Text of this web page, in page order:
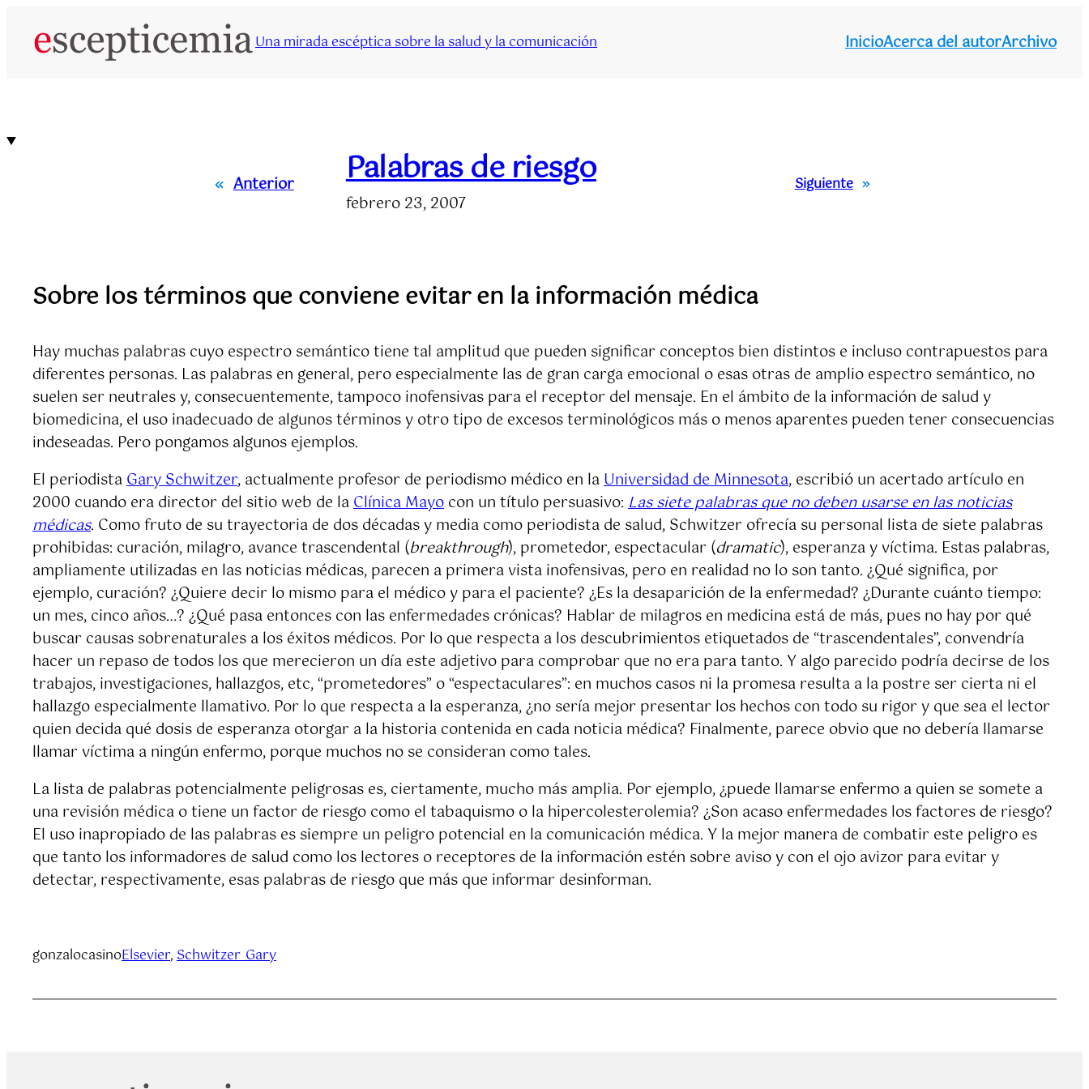
Una mirada escéptica sobre la salud y la comunicación InicioAcerca del autorArchivo
« Anterior Palabras de riesgo
febrero 23, 2007
Siguiente »
Sobre los términos que conviene evitar en la información médica
Hay muchas palabras cuyo espectro semántico tiene tal amplitud que pueden significar conceptos bien distintos e incluso contrapuestos para
diferentes personas. Las palabras en general, pero especialmente las de gran carga emocional o esas otras de amplio espectro semántico, no
suelen ser neutrales y, consecuentemente, tampoco inofensivas para el receptor del mensaje. En el ámbito de la información de salud y
biomedicina, el uso inadecuado de algunos términos y otro tipo de excesos terminológicos más o menos aparentes pueden tener consecuencias
indeseadas. Pero pongamos algunos ejemplos.
El periodistaGary Schwitzer, actualmente profesor de periodismo médico en laUniversidad de Minnesota, escribió un acertado artículo en
2000 cuando era director del sitio web de laClínica Mayo con un título persuasivo: Las siete palabras que no deben usarse en las noticias
médicas. Como fruto de su trayectoria de dos décadas y media como periodista de salud, Schwitzer ofrecía su personal lista de siete palabras
prohibidas: curación, milagro, avance trascendental (breakthrough), prometedor, espectacular (dramatic), esperanza y víctima. Estas palabras,
ampliamente utilizadas en las noticias médicas, parecen a primera vista inofensivas, pero en realidad no lo son tanto. ¿Qué significa, por
ejemplo, curación? ¿Quiere decir lo mismo para el médico y para el paciente? ¿Es la desaparición de la enfermedad? ¿Durante cuánto tiempo:
un mes, cinco años…? ¿Qué pasa entonces con las enfermedades crónicas? Hablar de milagros en medicina está de más, pues no hay por qué
buscar causas sobrenaturales a los éxitos médicos. Por lo que respecta a los descubrimientos etiquetados de “trascendentales”, convendría
hacer un repaso de todos los que merecieron un día este adjetivo para comprobar que no era para tanto. Y algo parecido podría decirse de los
trabajos, investigaciones, hallazgos, etc, “prometedores” o “espectaculares”: en muchos casos ni la promesa resulta a la postre ser cierta ni el
hallazgo especialmente llamativo. Por lo que respecta a la esperanza, ¿no sería mejor presentar los hechos con todo su rigor y que sea el lector
quien decida qué dosis de esperanza otorgar a la historia contenida en cada noticia médica? Finalmente, parece obvio que no debería llamarse
llamar víctima a ningún enfermo, porque muchos no se consideran como tales.
La lista de palabras potencialmente peligrosas es, ciertamente, mucho más amplia. Por ejemplo, ¿puede llamarse enfermo a quien se somete a
una revisión médica o tiene un factor de riesgo como el tabaquismo o la hipercolesterolemia? ¿Son acaso enfermedades los factores de riesgo?
El uso inapropiado de las palabras es siempre un peligro potencial en la comunicación médica. Y la mejor manera de combatir este peligro es
que tanto los informadores de salud como los lectores o receptores de la información estén sobre aviso y con el ojo avizor para evitar y
detectar, respectivamente, esas palabras de riesgo que más que informar desinforman.
gonzalocasinoElsevier, Schwitzer_Gary